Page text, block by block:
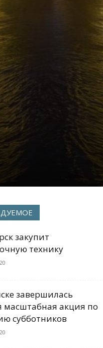
закупит
технику
завершилась
масштабная акция по
субботников